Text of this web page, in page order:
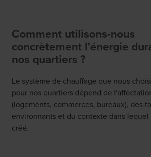
Comment utilisons-nous
concrètement l'énergie
nos quartiers ?
Le système de chauffage que nous
pour nos quartiers dépend de
(logements, commerces, bureaux), des
environnants et du contexte dans
créé.